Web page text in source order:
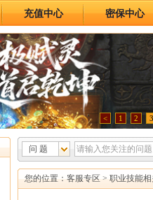
充值中心 密保中心
< 1 2 3
问 题
您的位置： 客服专区 > 职业技能